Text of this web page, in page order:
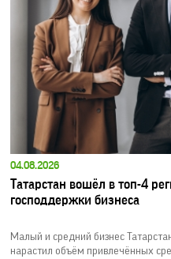
04.08.2026
Татарстан вошёл в топ-4
господдержки бизнеса
Малый и средний бизнес
нарастил объём привлечённых